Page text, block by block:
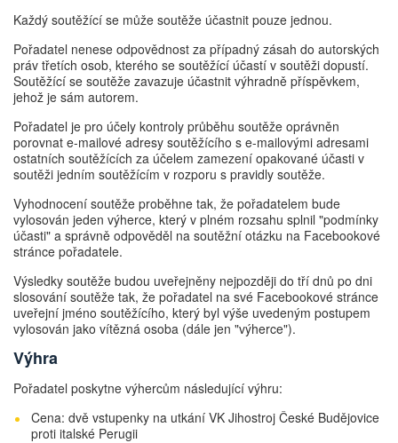
Každý soutěžící se může soutěže účastnit pouze jednou.
Pořadatel nenese odpovědnost za případný zásah do autorských
práv třetích osob, kterého se soutěžící účastí v soutěži dopustí.
Soutěžící se soutěže zavazuje účastnit výhradně příspěvkem,
jehož je sám autorem.
Pořadatel je pro účely kontroly průběhu soutěže oprávněn
porovnat e-mailové adresy soutěžícího s e-mailovými adresami
ostatních soutěžících za účelem zamezení opakované účasti v
soutěži jedním soutěžícím v rozporu s pravidly soutěže.
Vyhodnocení soutěže proběhne tak, že pořadatelem bude
vylosován jeden výherce, který v plném rozsahu splnil "podmínky
účasti" a správně odpověděl na soutěžní otázku na Facebookové
stránce pořadatele.
Výsledky soutěže budou uveřejněny nejpozději do tří dnů po dni
slosování soutěže tak, že pořadatel na své Facebookové stránce
uveřejní jméno soutěžícího, který byl výše uvedeným postupem
vylosován jako vítězná osoba (dále jen "výherce").
Výhra
Pořadatel poskytne výhercům následující výhru:
Cena: dvě vstupenky na utkání VK Jihostroj České Budějovice
proti italské Perugii